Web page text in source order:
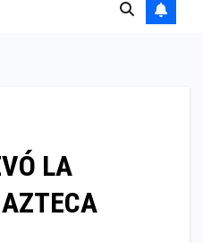
LA